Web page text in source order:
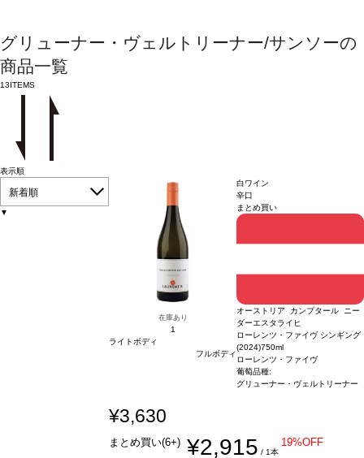
グリューナー・ヴェルトリーナー/サンソーの
商品一覧
13ITEMS
表示順
新着順
▼
在庫あり
1
ライトボディ
フルボディ
白ワイン
辛口
まとめ買い
オーストリア カンプタール ニー
ダーエスタライヒ
ローレンツ・ファイヴ シンギング
(2024)750ml
ローレンツ・ファイヴ
葡萄品種:
グリューナー・ヴェルトリーナー
¥3,630
まとめ買い(6+) ¥2,915 / 1本
19%OFF